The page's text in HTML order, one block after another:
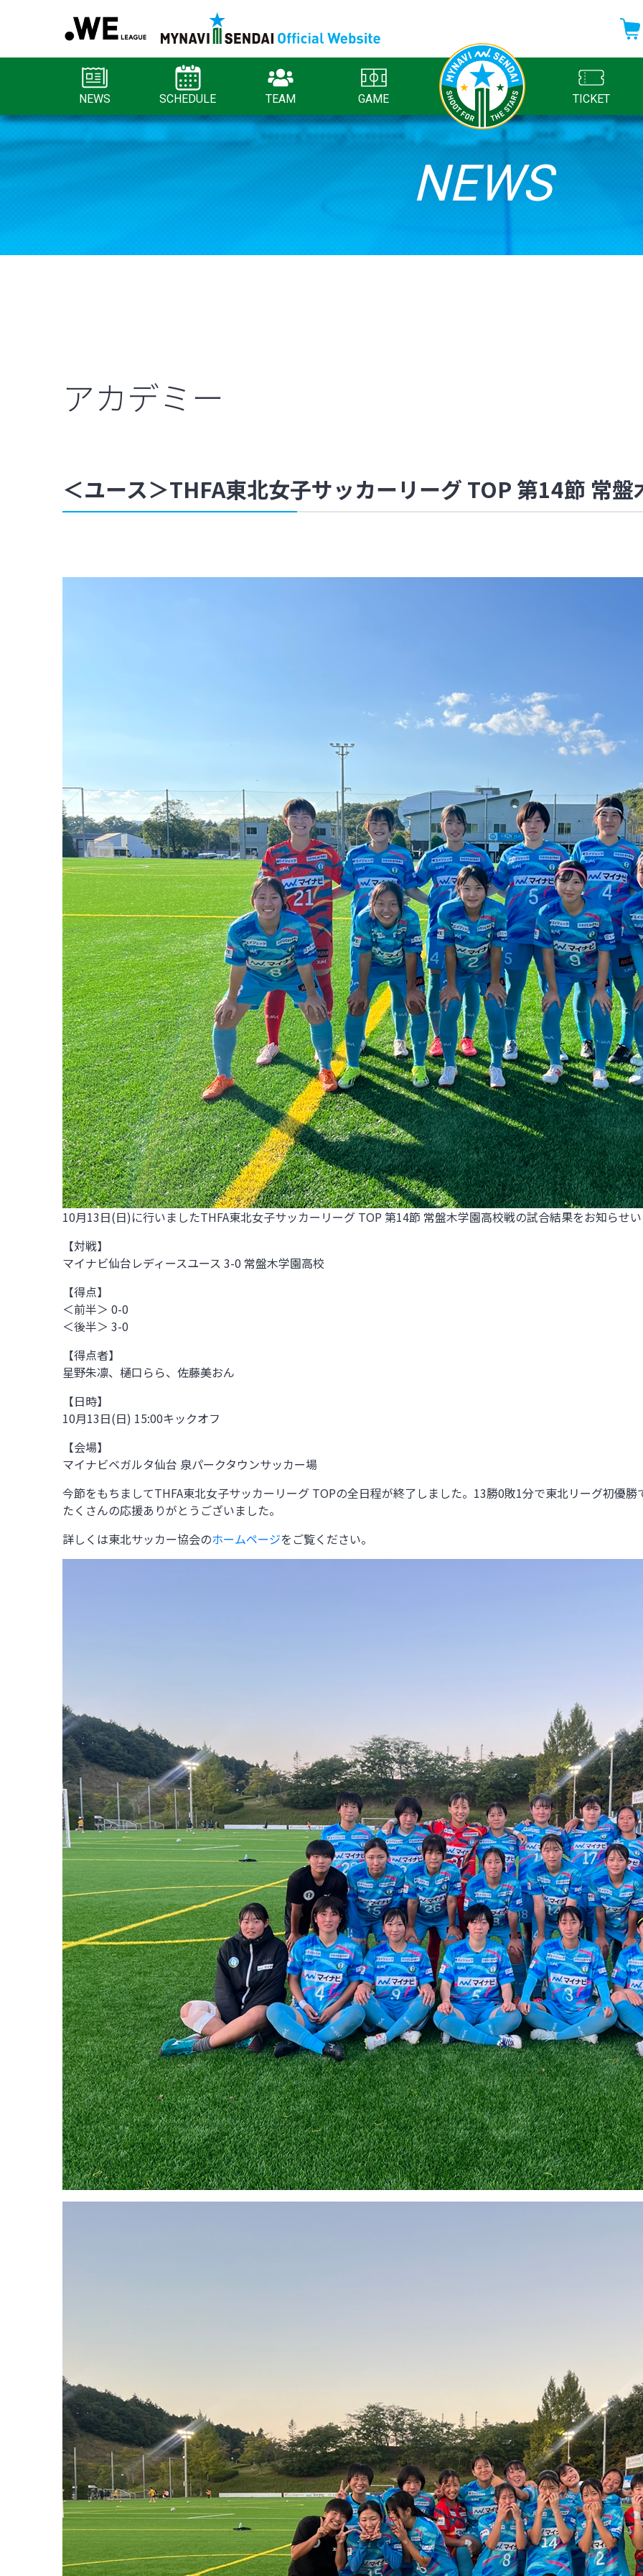
NEWS SCHEDULE TEAM GAME TICKET
NEWS
アカデミー
＜ユース＞THFA東北女子サッカーリーグ TOP 第14節 常
10月13日(日)に行いましたTHFA東北女子サッカーリーグ TOP 第14節 常盤木学園高校戦の試合結果をお知らせ
【対戦】
マイナビ仙台レディースユース 3-0 常盤木学園高校
【得点】
＜前半＞ 0-0
＜後半＞ 3-0
【得点者】
星野朱凛、樋口らら、佐藤美おん
【日時】
10月13日(日) 15:00キックオフ
【会場】
マイナビベガルタ仙台 泉パークタウンサッカー場
今節をもちましてTHFA東北女子サッカーリーグ TOPの全日程が終了しました。13勝0敗1分で東北リーグ初優勝
たくさんの応援ありがとうございました。
詳しくは東北サッカー協会のホームページをご覧ください。